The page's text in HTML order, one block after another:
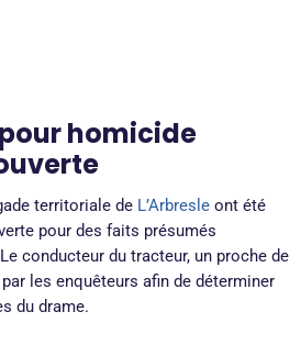
homicide
territoriale de L’Arbresle ont été
pour des faits présumés
conducteur du tracteur, un proche de
les enquêteurs afin de déterminer
du drame.